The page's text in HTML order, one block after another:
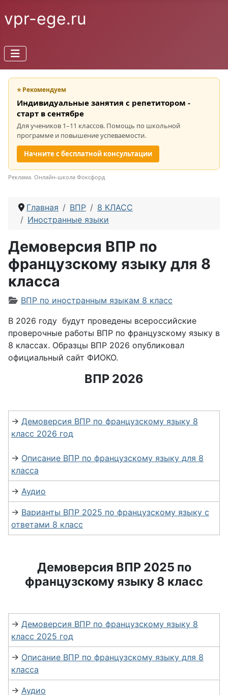
vpr-ege.ru
⭐ Рекомендуем
Индивидуальные занятия с репетитором -
старт в сентябре
Для учеников 1–11 классов. Помощь по школьной
программе и повышение успеваемости.
Начните с бесплатной консультации
Реклама. Онлайн-школа Фоксфорд
Главная ВПР
8 КЛАСС
Иностранные языки
Демоверсия ВПР по
французскому языку для 8
класса
Информация о материале
ВПР по иностранным языкам 8 класс
В 2026 году будут проведены всероссийские
проверочные работы ВПР по французскому языку в
8 классах. Образцы ВПР 2026 опубликовал
официальный сайт ФИОКО.
ВПР 2026
→ Демоверсия ВПР по французскому языку 8
класс 2026 год
→ Описание ВПР по французскому языку для 8
класса
→ Аудио
→ Варианты ВПР 2025 по французскому языку с
ответами 8 класс
Демоверсия ВПР 2025 по
французскому языку 8 класс
→ Демоверсия ВПР по французскому языку 8
класс 2025 год
→ Описание ВПР по французскому языку для 8
класса
→ Аудио